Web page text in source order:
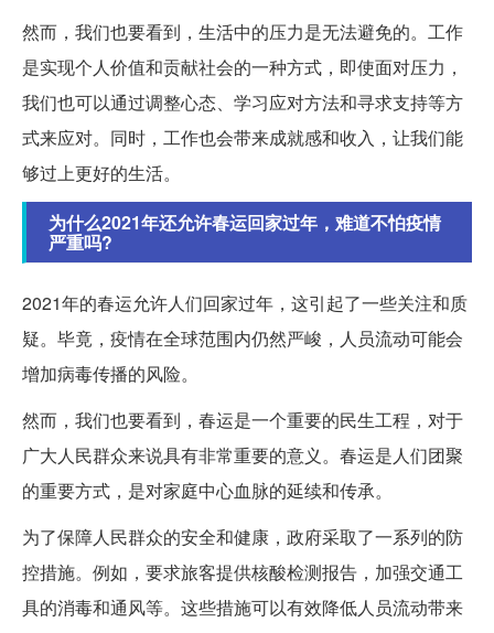
然而，我们也要看到，生活中的压力是无法避免的。工作
是实现个人价值和贡献社会的一种方式，即使面对压力，
我们也可以通过调整心态、学习应对方法和寻求支持等方
式来应对。同时，工作也会带来成就感和收入，让我们能
够过上更好的生活。
为什么2021年还允许春运回家过年，难道不怕疫情
严重吗?
2021年的春运允许人们回家过年，这引起了一些关注和质
疑。毕竟，疫情在全球范围内仍然严峻，人员流动可能会
增加病毒传播的风险。
然而，我们也要看到，春运是一个重要的民生工程，对于
广大人民群众来说具有非常重要的意义。春运是人们团聚
的重要方式，是对家庭中心血脉的延续和传承。
为了保障人民群众的安全和健康，政府采取了一系列的防
控措施。例如，要求旅客提供核酸检测报告，加强交通工
具的消毒和通风等。这些措施可以有效降低人员流动带来